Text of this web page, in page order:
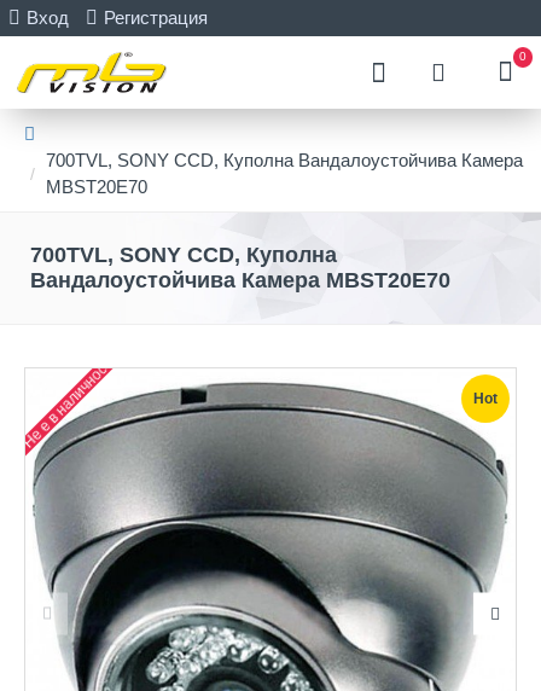
Вход Регистрация
0
700TVL, SONY CCD, Куполна Вандалоустойчива Камера
MBST20E70
700TVL, SONY CCD, Куполна
Вандалоустойчива Камера MBST20E70
Hot
Не е в наличност